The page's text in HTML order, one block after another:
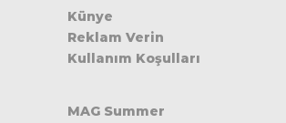
Künye
Reklam Verin
Kullanım Koşulları
MAG Summer